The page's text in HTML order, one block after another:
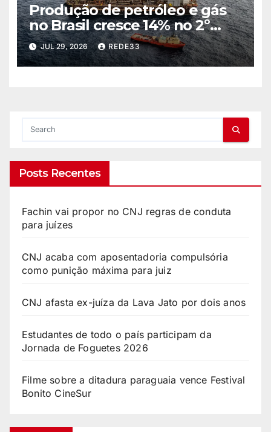
Produção de petróleo e gás
no Brasil cresce 14% no 2º
trimestre
JUL 29, 2026 REDE33
Posts Recentes
Fachin vai propor no CNJ regras de conduta
para juízes
CNJ acaba com aposentadoria compulsória
como punição máxima para juiz
CNJ afasta ex-juíza da Lava Jato por dois anos
Estudantes de todo o país participam da
Jornada de Foguetes 2026
Filme sobre a ditadura paraguaia vence Festival
Bonito CineSur